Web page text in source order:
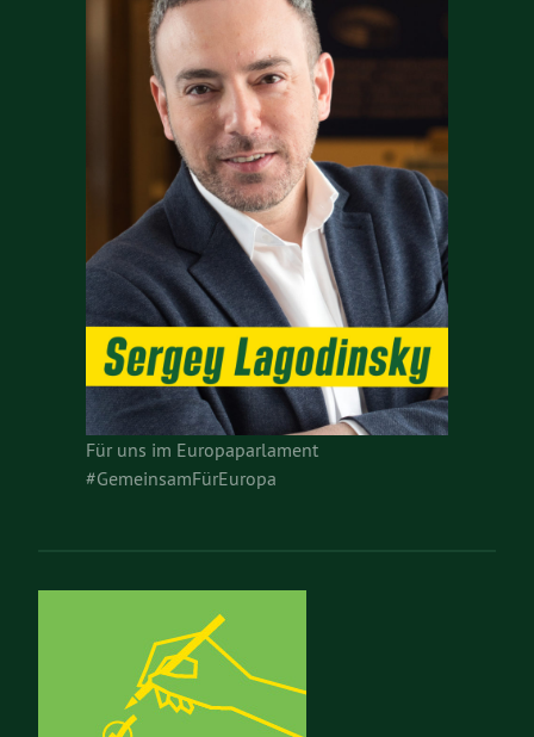
Für uns im Europaparlament
#GemeinsamFürEuropa